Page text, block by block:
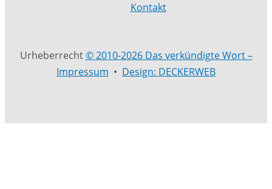
Kontakt
Urheberrecht© 2010-2026 Das verkündigte Wort –
Impressum • Design: DECKERWEB